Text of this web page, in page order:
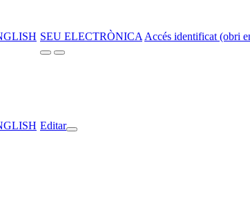
SEU ELECTRÒNICA Accés identificat (obri
Editar